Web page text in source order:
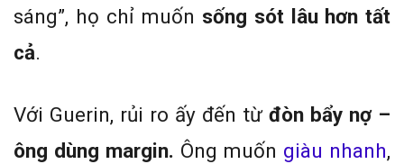
sáng”, họ chỉ muốn sống sót lâu hơn tất
cả.
Với Guerin, rủi ro ấy đến từ đòn bẩy nợ –
ông dùng margin. Ông muốn giàu nhanh,